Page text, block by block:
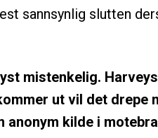
sannsynlig slutten
mistenkelig.
ut vil det drepe
anonym kilde i